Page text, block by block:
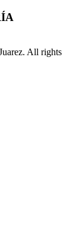
All rights